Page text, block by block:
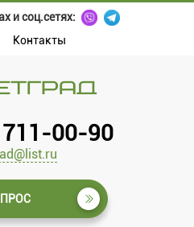
и соц.сетях:
Контакты
00-90